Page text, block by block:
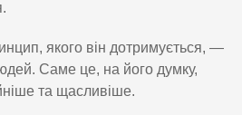
якого він дотримується, —
Саме це, на його думку,
та щасливіше.